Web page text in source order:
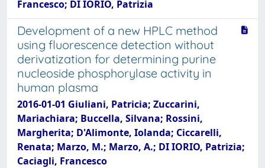
Francesco; DI IORIO, Patrizia
Development of a new HPLC method
using fluorescence detection without
derivatization for determining purine
nucleoside phosphorylase activity in
human plasma
2016-01-01 Giuliani, Patricia; Zuccarini,
Mariachiara; Buccella, Silvana; Rossini,
Margherita; D'Alimonte, Iolanda; Ciccarelli,
Renata; Marzo, M.; Marzo, A.; DI IORIO, Patrizia;
Caciagli, Francesco